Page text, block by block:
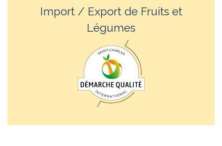
Import / Export de Fruits et
Légumes